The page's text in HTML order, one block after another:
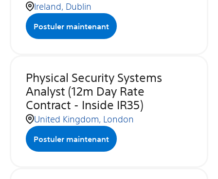
Ireland, Dublin
Postuler maintenant
Physical Security Systems
Analyst (12m Day Rate
Contract - Inside IR35)
United Kingdom, London
Postuler maintenant